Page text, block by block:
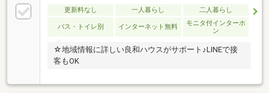
更新料なし 一人暮らし 二人暮らし
バス・トイレ別 インターネット無料
モニタ付インターホ
ン
☆地域情報に詳しい良和ハウスがサポート♪LINEで接
客もOK